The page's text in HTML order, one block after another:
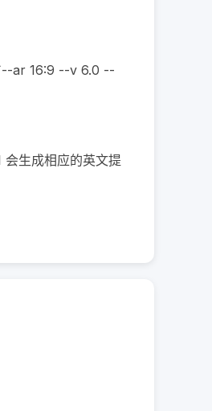
`--ar 16:9 --v 6.0 --
生成相应的英文提